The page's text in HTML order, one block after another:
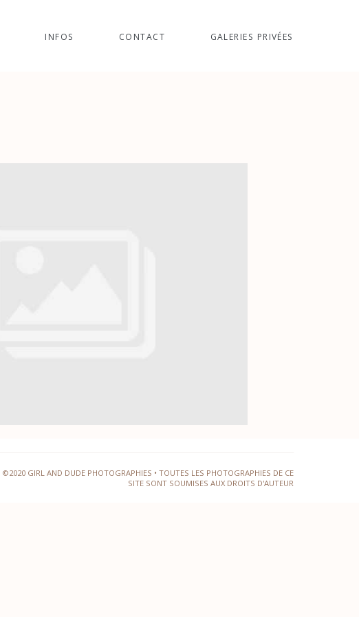
INFOS CONTACT GALERIES PRIVÉES
©2020 GIRL AND DUDE PHOTOGRAPHIES • TOUTES LES PHOTOGRAPHIES DE CE
SITE SONT SOUMISES AUX DROITS D'AUTEUR